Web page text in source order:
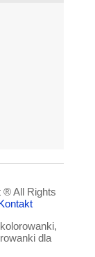
® All Rights
dla